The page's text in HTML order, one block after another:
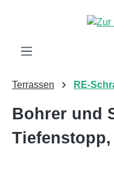
Terrassen RE-
Bohrer und